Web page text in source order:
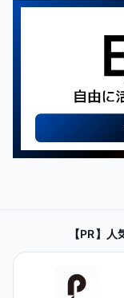
チェック
【PR】